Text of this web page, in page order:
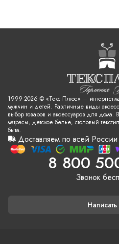
1999-2026 © «Текс-Плюс» —
мужчин и детей. Различные виды
выбор товаров и аксессуаров для дома.
матрасы, детское белье, столовый
быта.
Доставляем по всей России
8 800
Звонок